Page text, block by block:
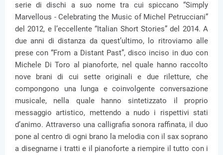
serie di dischi a suo nome tra cui spiccano “Simply
Marvellous - Celebrating the Music of Michel Petrucciani”
del 2012, e l’eccellente “Italian Short Stories” del 2014. A
due anni di distanza da quest’ultimo, lo ritroviamo alle
prese con “From a Distant Past”, disco inciso in duo con
Michele Di Toro al pianoforte, nel quale hanno raccolto
nove brani di cui sette originali e due riletture, che
compongono una lunga e coinvolgente conversazione
musicale, nella quale hanno sintetizzato il proprio
messaggio artistico, mettendo a nudo i rispettivi stati
d’animo. Attraverso una calligrafia sonora raffinata, il duo
pone al centro di ogni brano la melodia con il sax soprano
a disegnarne i tratti e il pianoforte a riempire il tutto con i